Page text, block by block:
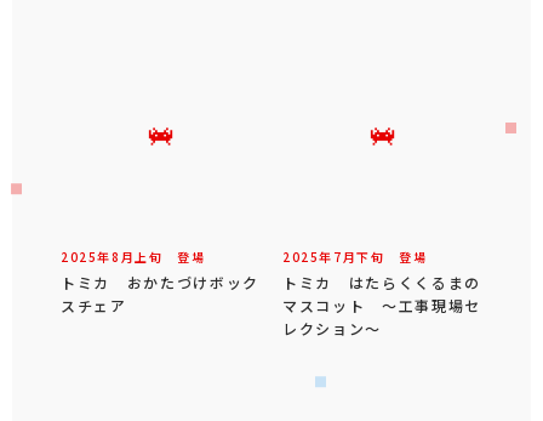
2025年8 月 上旬 登場
トミカ おかたづけボック
スチェア
2025年 7 月下旬 登場
トミカ はたらくくるまの
マスコット ～工事現場セ
レクション～